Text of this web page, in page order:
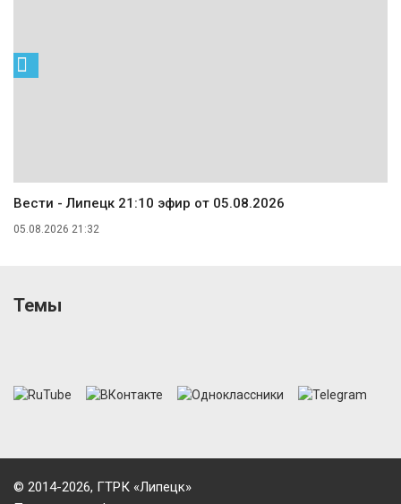
Вести - Липецк 21:10 эфир от 05.08.2026
05.08.2026 21:32
Темы
© 2014-2026, ГТРК «Липецк»